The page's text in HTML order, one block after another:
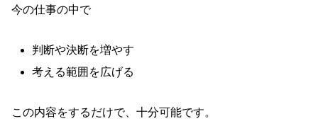
今の仕事の中で
判断や決断を増やす
考える範囲を広げる
この内容をするだけで、十分可能です。